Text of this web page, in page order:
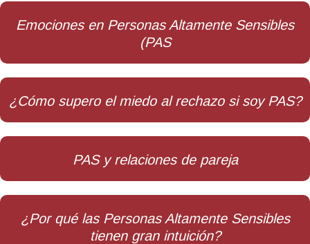
Emociones en Personas Altamente Sensibles
(PAS
¿Cómo supero el miedo al rechazo si soy PAS?
PAS y relaciones de pareja
¿Por qué las Personas Altamente Sensibles
tienen gran intuición?